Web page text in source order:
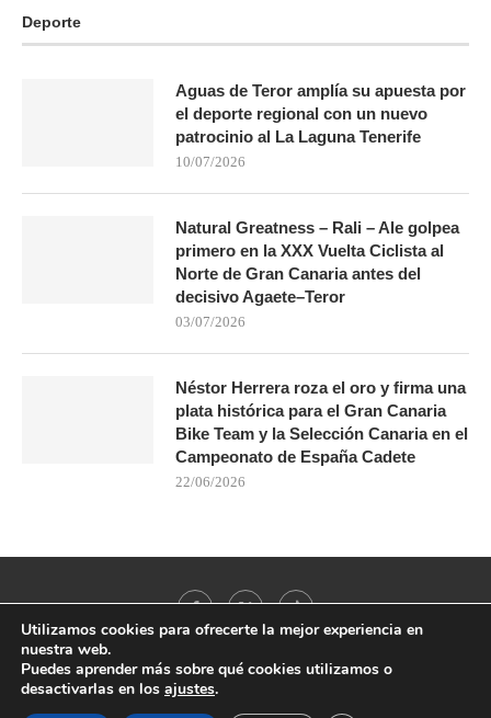
Deporte
Aguas de Teror amplía su apuesta por
el deporte regional con un nuevo
patrocinio al La Laguna Tenerife
10/07/2026
Natural Greatness – Rali – Ale golpea
primero en la XXX Vuelta Ciclista al
Norte de Gran Canaria antes del
decisivo Agaete–Teror
03/07/2026
Néstor Herrera roza el oro y firma una
plata histórica para el Gran Canaria
Bike Team y la Selección Canaria en el
Campeonato de España Cadete
22/06/2026
@2021 - All Right Reserved. Designed and Developed by
Utilizamos cookies para ofrecerte la mejor experiencia en
nuestra web.
Puedes aprender más sobre qué cookies utilizamos o
desactivarlas en los ajustes.